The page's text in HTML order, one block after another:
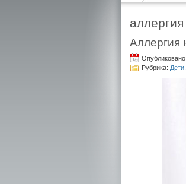
Аллергия
Рубрика: Дети